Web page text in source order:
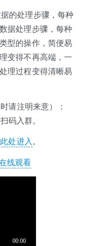
的处理步骤，每种
据处理步骤，每种
型的操作，简便易
变得不再高端，一
理过程变得清晰易
请注明来意）：
扫码入群。
处进入。
线观看